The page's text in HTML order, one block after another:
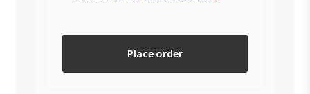
Place order